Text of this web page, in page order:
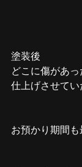
塗装後
どこに傷があ
仕上げさせてい
お預かり期間も